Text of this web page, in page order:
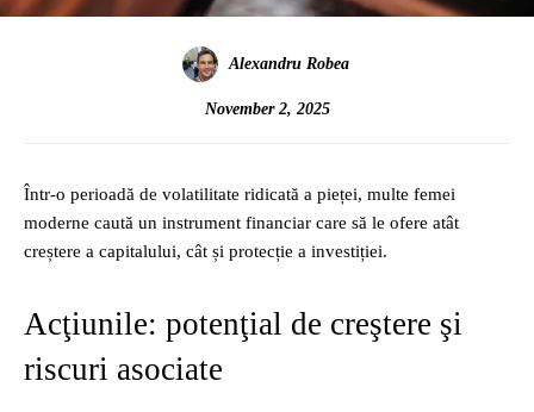
Alexandru Robea
November 2, 2025
Într-o perioadă de volatilitate ridicată a pieței, multe femei
moderne caută un instrument financiar care să le ofere atât
creștere a capitalului, cât și protecție a investiției.
Acţiunile: potenţial de creştere şi
riscuri asociate